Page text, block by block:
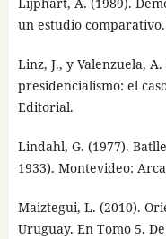
un estudio
Linz, J., y Valenzuela,
presidencialismo: el
Editorial.
Lindahl, G. (1977).
1933). Montevideo:
Maiztegui, L. (2010).
Uruguay. En Tomo 5.